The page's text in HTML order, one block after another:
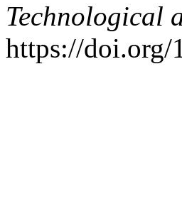
Technological
https://doi.org/